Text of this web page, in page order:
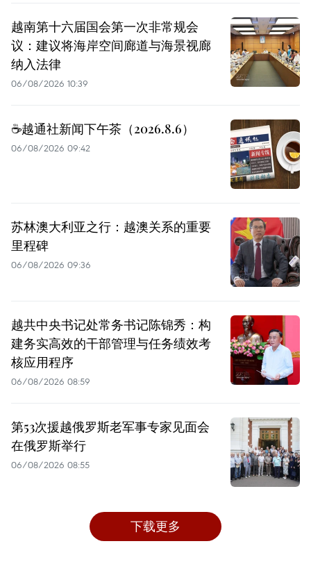
越南第十六届国会第一次非常规会
议：建议将海岸空间廊道与海景视廊
纳入法律
06/08/2026 10:39
☕️越通社新闻下午茶（2026.8.6）
06/08/2026 09:42
苏林澳大利亚之行：越澳关系的重要
里程碑
06/08/2026 09:36
越共中央书记处常务书记陈锦秀：构
建务实高效的干部管理与任务绩效考
核应用程序
06/08/2026 08:59
第53次援越俄罗斯老军事专家见面会
在俄罗斯举行
06/08/2026 08:55
下载更多